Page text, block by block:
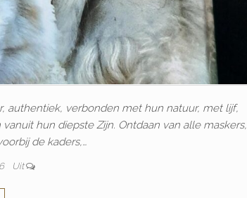
authentiek, verbonden met hun natuur, met lijf,
hun diepste Zijn. Ontdaan van alle maskers,
de kaders,…
Uit